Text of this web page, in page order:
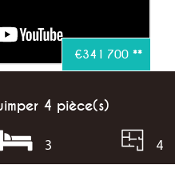
€341 700 **
4 pièce(s)
3 4